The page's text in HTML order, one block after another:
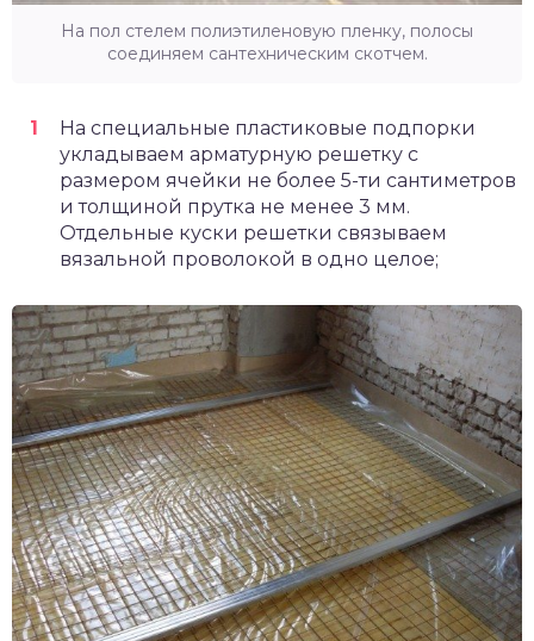
На пол стелем полиэтиленовую пленку, полосы
соединяем сантехническим скотчем.
На специальные пластиковые подпорки
укладываем арматурную решетку с
размером ячейки не более 5-ти сантиметров
и толщиной прутка не менее 3 мм.
Отдельные куски решетки связываем
вязальной проволокой в одно целое;